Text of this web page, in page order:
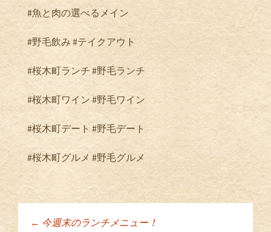
#魚と肉の選べるメイン
#野毛飲み #テイクアウト
#桜木町ランチ #野毛ランチ
#桜木町ワイン #野毛ワイン
#桜木町デート #野毛デート
#桜木町グルメ #野毛グルメ
← 今週末のランチメニュー！